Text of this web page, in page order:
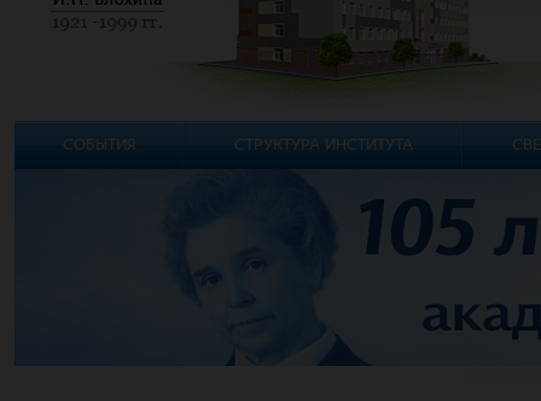
СОБЫТИЯ СТРУКТУРА ИНСТИТУТА